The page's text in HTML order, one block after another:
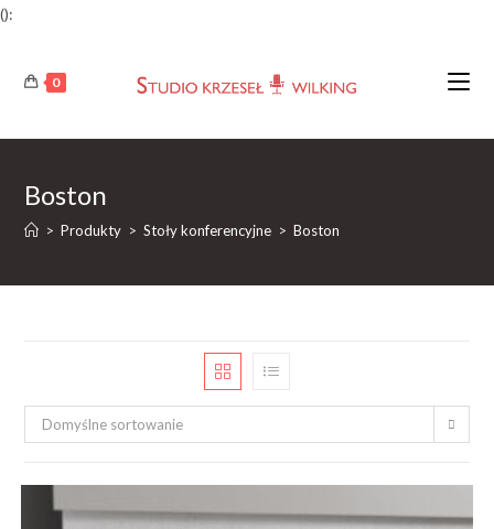
():
content
0
Boston
> Produkty > Stoły konferencyjne > Boston
Domyślne sortowanie